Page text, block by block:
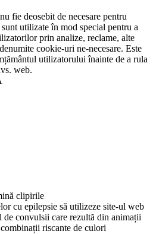
fie deosebit de necesare pentru
utilizate în mod special pentru a
prin analize, reclame, alte
cookie-uri ne-necesare. Este
utilizatorului înainte de a rula
web.
clipirile
cu epilepsie să utilizeze site-ul web
convulsii care rezultă din animații
riscante de culori